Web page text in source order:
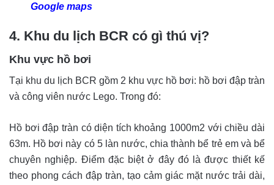
Google maps
4. Khu du lịch BCR có gì thú vị?
Khu vực hồ bơi
Tại khu du lịch BCR gồm 2 khu vực hồ bơi: hồ bơi đập tràn
và công viên nước Lego. Trong đó:
Hồ bơi đập tràn có diện tích khoảng 1000m2 với chiều dài
63m. Hồ bơi này có 5 làn nước, chia thành bể trẻ em và bể
chuyên nghiệp. Điểm đặc biệt ở đây đó là được thiết kế
theo phong cách đập tràn, tạo cảm giác mặt nước trải dài,